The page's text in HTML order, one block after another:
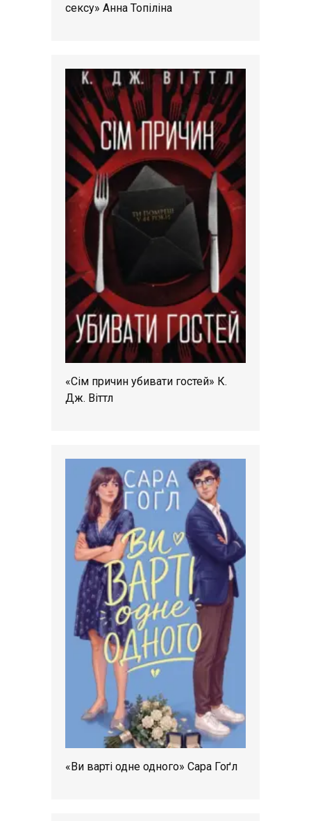
сексу» Анна Топіліна
«Сім причин убивати гостей» К.
Дж. Віттл
«Ви варті одне одного» Сара Гоґл